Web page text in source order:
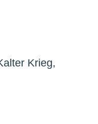
Krieg,